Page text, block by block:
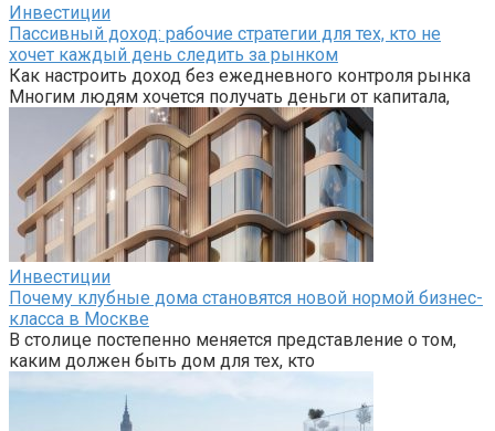
Инвестиции
Пассивный доход: рабочие стратегии для тех, кто не
хочет каждый день следить за рынком
Как настроить доход без ежедневного контроля рынка
Многим людям хочется получать деньги от капитала,
Инвестиции
Почему клубные дома становятся новой нормой бизнес-
класса в Москве
В столице постепенно меняется представление о том,
каким должен быть дом для тех, кто